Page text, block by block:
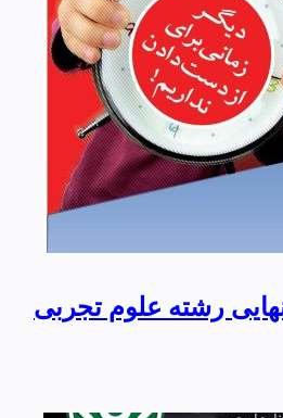
رشته علوم تجربی